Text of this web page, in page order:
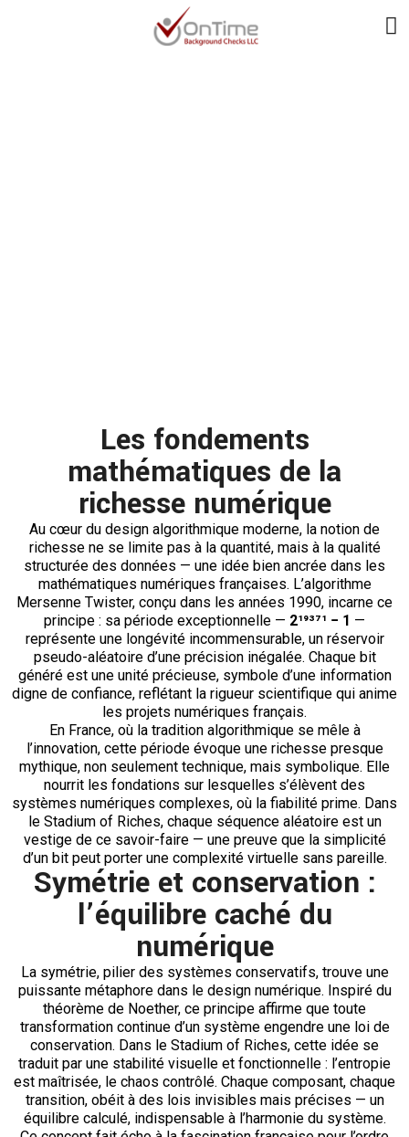
Les fondements
mathématiques de la
richesse numérique
Au cœur du design algorithmique moderne, la notion de
richesse ne se limite pas à la quantité, mais à la qualité
structurée des données — une idée bien ancrée dans les
mathématiques numériques françaises. L’algorithme
Mersenne Twister, conçu dans les années 1990, incarne ce
principe : sa période exceptionnelle — 2¹⁹³⁷¹ − 1 —
représente une longévité incommensurable, un réservoir
pseudo-aléatoire d’une précision inégalée. Chaque bit
généré est une unité précieuse, symbole d’une information
digne de confiance, reflétant la rigueur scientifique qui anime
les projets numériques français.
En France, où la tradition algorithmique se mêle à
l’innovation, cette période évoque une richesse presque
mythique, non seulement technique, mais symbolique. Elle
nourrit les fondations sur lesquelles s’élèvent des
systèmes numériques complexes, où la fiabilité prime. Dans
le Stadium of Riches, chaque séquence aléatoire est un
vestige de ce savoir-faire — une preuve que la simplicité
d’un bit peut porter une complexité virtuelle sans pareille.
Symétrie et conservation :
l’équilibre caché du
numérique
La symétrie, pilier des systèmes conservatifs, trouve une
puissante métaphore dans le design numérique. Inspiré du
théorème de Noether, ce principe affirme que toute
transformation continue d’un système engendre une loi de
conservation. Dans le Stadium of Riches, cette idée se
traduit par une stabilité visuelle et fonctionnelle : l’entropie
est maîtrisée, le chaos contrôlé. Chaque composant, chaque
transition, obéit à des lois invisibles mais précises — un
équilibre calculé, indispensable à l’harmonie du système.